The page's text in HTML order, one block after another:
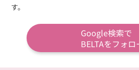
す。
Google検索で
BELTAをフォロ